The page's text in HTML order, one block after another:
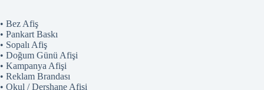
• Bez Afiş
• Pankart Baskı
• Sopalı Afiş
• Doğum Günü Afişi
• Kampanya Afişi
• Reklam Brandası
• Okul / Dershane Afişi